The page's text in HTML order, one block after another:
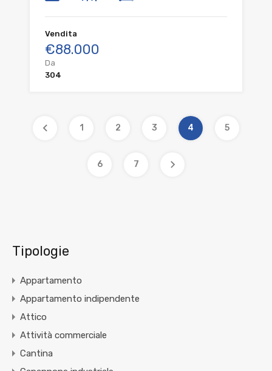
Vendita
€88.000
Da
304
1 2 3 4 5
6 7
Tipologie
Appartamento
Appartamento indipendente
Attico
Attività commerciale
Cantina